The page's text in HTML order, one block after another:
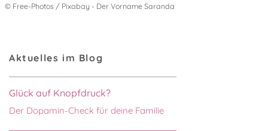
© Free-Photos / Pixabay - Der Vorname Saranda
Aktuelles im Blog
Glück auf Knopfdruck?
Der Dopamin-Check für deine Familie